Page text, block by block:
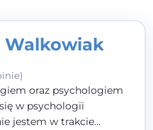
Walkowiak
oraz psychologiem
w psychologii
jestem w trakcie